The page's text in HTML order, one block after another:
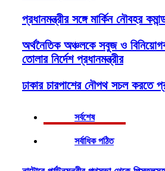
প্রধানমন্ত্রীর সঙ্গে মার্কিন নৌবহর
অর্থনৈতিক অঞ্চলকে সবুজ ও
তোলার নির্দেশ প্রধানমন্ত্রীর
ঢাকার চারপাশের নৌপথ সচল করতে
সর্বশেষ
সর্বাধিক পঠিত